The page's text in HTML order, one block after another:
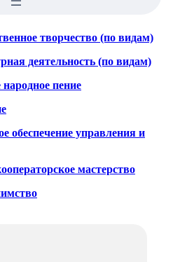
творчество (по видам)
деятельность (по видам)
пение
обеспечение управления и
мастерство